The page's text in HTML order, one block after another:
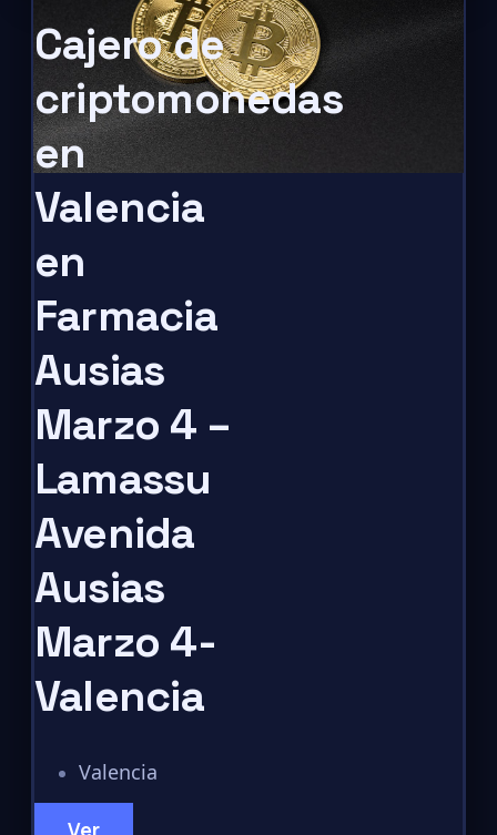
Cajero de
criptomonedas
en
Valencia
en
Farmacia
Ausias
Marzo 4 –
Lamassu
Avenida
Ausias
Marzo 4-
Valencia
Valencia